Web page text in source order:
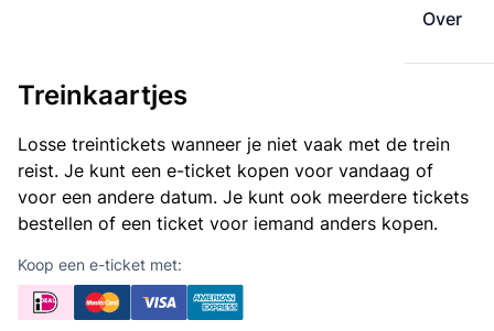
Over
Treinkaartjes
Losse treintickets wanneer je niet vaak met de trein
reist. Je kunt een e-ticket kopen voor vandaag of
voor een andere datum. Je kunt ook meerdere tickets
bestellen of een ticket voor iemand anders kopen.
Koop een e-ticket met: